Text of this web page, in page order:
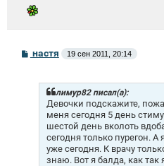
Снастя 19 сен 2011, 20:14
лимур82 писал(а):
Девочки подскажите,
меня сегодня 5 день
шестой день вколоть
сегодня только пурегон.
уже сегодня. К врачу
знаю. Вот я балда, как так